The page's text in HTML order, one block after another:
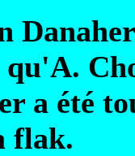
a été
flak.